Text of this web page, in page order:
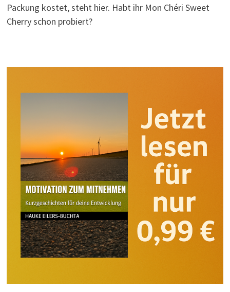
Packung kostet, steht hier. Habt ihr Mon Chéri Sweet
Cherry schon probiert?